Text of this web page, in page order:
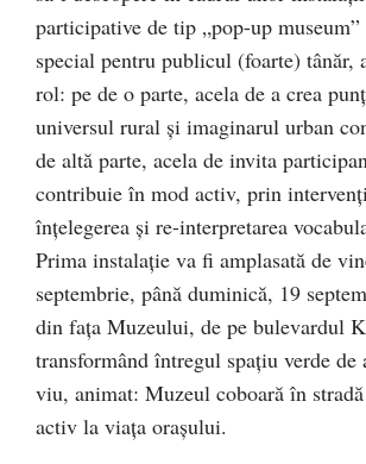
participative de tip „pop-up museum”
special pentru publicul (foarte) tânăr,
rol: pe de o parte, acela de a crea
universul rural și imaginarul urban
de altă parte, acela de invita
contribuie în mod activ, prin
înțelegerea și re-interpretarea
Prima instalație va fi amplasată de
septembrie, până duminică, 19
din fața Muzeului, de pe bulevardul
transformând întregul spațiu verde
viu, animat: Muzeul coboară în
activ la viața orașului.